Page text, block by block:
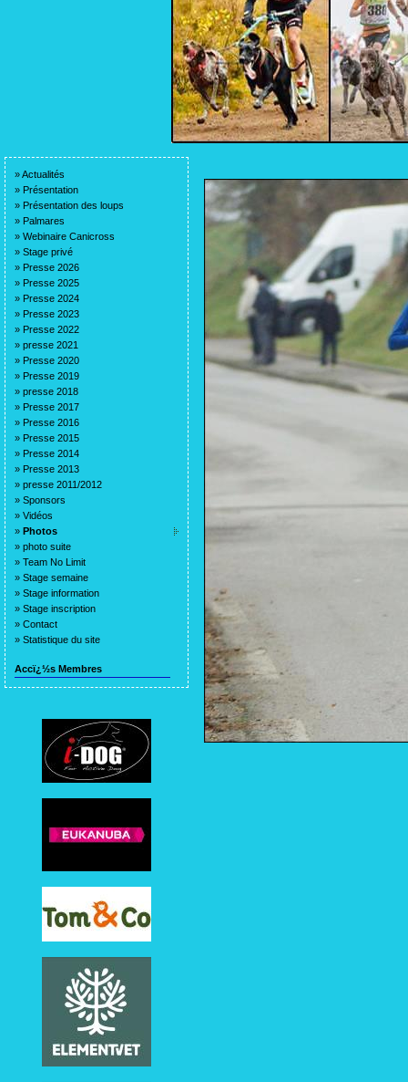
»Actualités
» Présentation
» Présentation des loups
» Palmares
» Webinaire Canicross
» Stage privé
» Presse 2026
» Presse 2025
» Presse 2024
» Presse 2023
» Presse 2022
» presse 2021
» Presse 2020
» Presse 2019
» presse 2018
» Presse 2017
» Presse 2016
» Presse 2015
» Presse 2014
» Presse 2013
» presse 2011/2012
» Sponsors
» Vidéos
» Photos
» photo suite
» Team No Limit
» Stage semaine
» Stage information
» Stage inscription
» Contact
» Statistique du site
Accï¿½s Membres